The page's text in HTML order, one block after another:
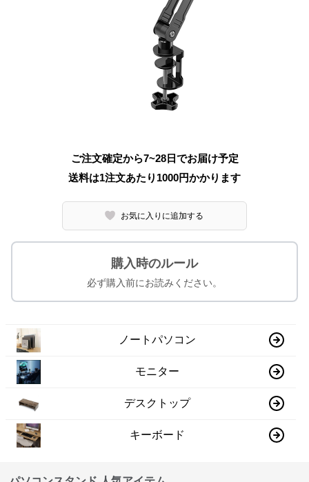
ご注文確定から7~28日でお届け予定
送料は1注文あたり 1000円かかります
お気に入りに追加する
購入時のルール
必ず購入前にお読みください。
ノートパソコン
モニター
デスクトップ
キーボード